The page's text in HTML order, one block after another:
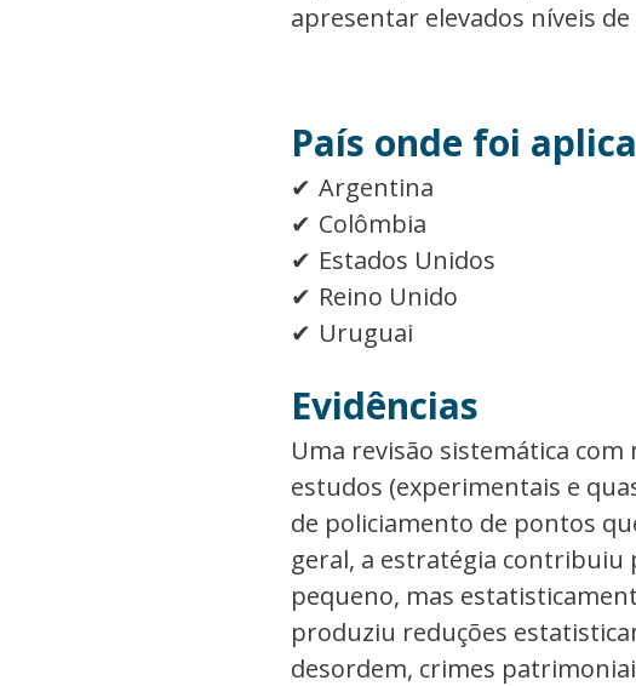
apresentar elevados níveis
País onde foi
Argentina
Colômbia
Estados Unidos
Reino Unido
Uruguai
Evidências
Uma revisão sistemática
estudos (experimentais e
de policiamento de pontos
geral, a estratégia contribuiu
pequeno, mas
produziu reduções
desordem, crimes